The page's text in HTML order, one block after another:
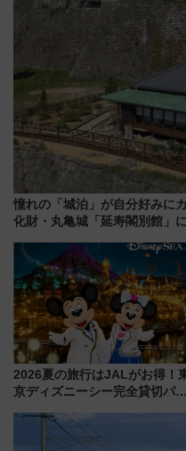
憧れの「城泊」が自分好みに
化財・丸亀城「延寿閣別館」
2026夏の旅行はJALがお得！
京ディズニーシー完全貸切パー
ーン始まる 条件は「夏の国内
線に2回搭乗」